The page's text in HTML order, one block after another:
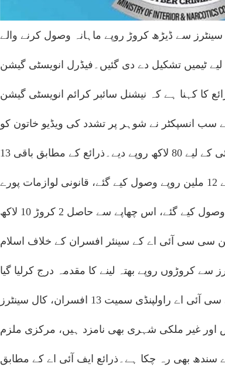
قانونی کال سینٹرز سے ڈیڑھ کروڑ روپے ماہانہ وصول کرنے والے
ٹیمیں تشکیل دے دی گئیں۔فیڈرل انویسٹی گیشن
کا کہنا ہے کہ نیشنل سائبر کرائم انویسٹی گیشن
انسپکٹر نے شوہر پر تشدد کی ویڈیو خاتون کو
بھیجی، خاتون نے شوہر کی رہائی کے لیے 80 لاکھ روپے دیے۔ذرائع کے مطابق باقی 13
غیر ملکیوں کی رہائی کے لیے 12 ملین روپے وصول کیے گئے، قانونی لوازمات پورے
کرنے کے لیے مزید 10 لاکھ روپے وصول کیے گئے، اس چھاپے سے حاصل 2 کروڑ 10 لاکھ
سی سی آئی اے کے سینئر افسران کے خلاف اسلام
سے کروڑوں روپے بھتہ لینے کا مقدمہ درج کرلیا گیا
ہے۔ایڈیشنل ڈائریکٹرز این سی سی آئی اے راولپنڈی سمیت 13 افسران، کال سینٹرز
اور غیر ملکی شہری بھی نامزد ہیں، مرکزی ملزم
سندھ بھی رہ چکا ہے۔ذرائع ایف آئی اے کے مطابق